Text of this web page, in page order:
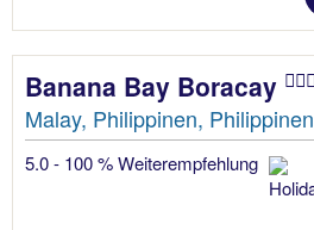
Banana Bay Boracay
Malay, Philippinen, Philippinen
5.0 - 100 % Weiterempfehlung